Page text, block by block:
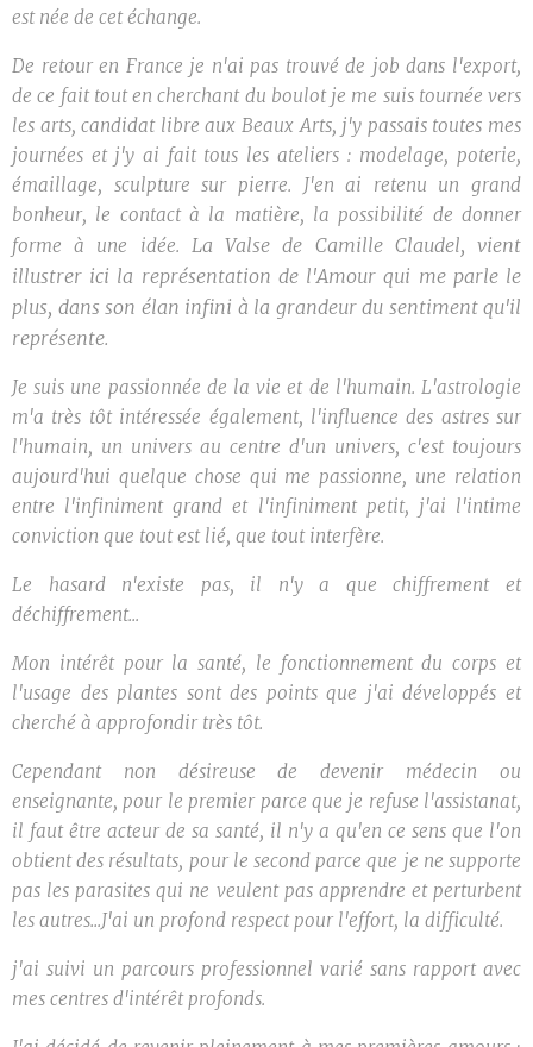
est née de cet échange.
De retour en France je n'ai pas trouvé de job dans l'export,
de ce fait tout en cherchant du boulot je me suis tournée vers
les arts, candidat libre aux Beaux Arts, j'y passais toutes mes
journées et j'y ai fait tous les ateliers : modelage, poterie,
émaillage, sculpture sur pierre. J'en ai retenu un grand
bonheur, le contact à la matière, la possibilité de donner
forme à une idée. La Valse de Camille Claudel, vient
illustrer ici la représentation de l'Amour qui me parle le
plus, dans son élan infini à la grandeur du sentiment qu'il
représente.
Je suis une passionnée de la vie et de l'humain. L'astrologie
m'a très tôt intéressée également, l'influence des astres sur
l'humain, un univers au centre d'un univers, c'est toujours
aujourd'hui quelque chose qui me passionne, une relation
entre l'infiniment grand et l'infiniment petit, j'ai l'intime
conviction que tout est lié, que tout interfère.
Le hasard n'existe pas, il n'y a que chiffrement et
déchiffrement...
Mon intérêt pour la santé, le fonctionnement du corps et
l'usage des plantes sont des points que j'ai développés et
cherché à approfondir très tôt.
Cependant non désireuse de devenir médecin ou
enseignante, pour le premier parce que je refuse l'assistanat,
il faut être acteur de sa santé, il n'y a qu'en ce sens que l'on
obtient des résultats, pour le second parce que je ne supporte
pas les parasites qui ne veulent pas apprendre et perturbent
les autres...J'ai un profond respect pour l'effort, la difficulté.
j'ai suivi un parcours professionnel varié sans rapport avec
mes centres d'intérêt profonds.